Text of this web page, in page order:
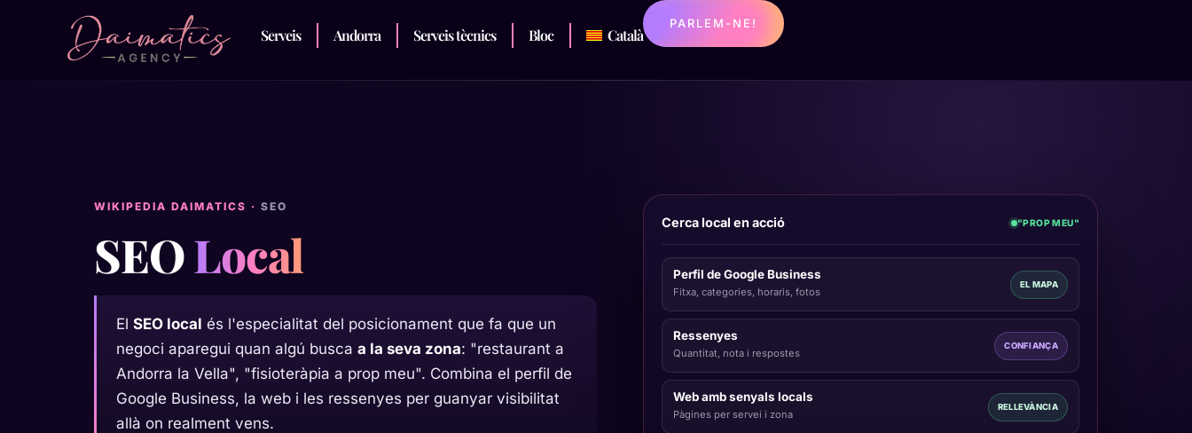
Serveis Andorra Serveis tècnics Bloc Català
PARLEM-NE!
WIKIPEDIA DAIMATICS · SEO
SEOLocal
El SEO local és l'especialitat del posicionament que fa que un
negoci aparegui quan algú busca a la seva zona: "restaurant a
Andorra la Vella", "fisioteràpia a prop meu". Combina el perfil de
Google Business, la web i les ressenyes per guanyar visibilitat
allà on realment vens.
Cerca local en acció "PROP MEU"
Perfil de Google Business
Fitxa, categories, horaris, fotos
EL MAPA
Ressenyes
Quantitat, nota i respostes
CONFIANÇA
Web amb senyals locals
Pàgines per servei i zona
RELLEVÀNCIA